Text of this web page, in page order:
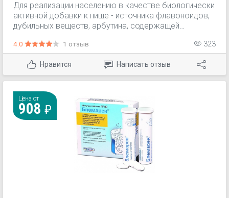
Для реализации населению в качестве биологически
активной добавки к пище - источника флавоноидов,
дубильных веществ, арбутина, содержащей
4.0 1 отзыв 323
Нравится Написать отзыв
Цена от
908